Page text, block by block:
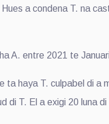
a condena T. na
A. entre 2021 te
haya T. culpabel di a
T. El a exigi 20 luna